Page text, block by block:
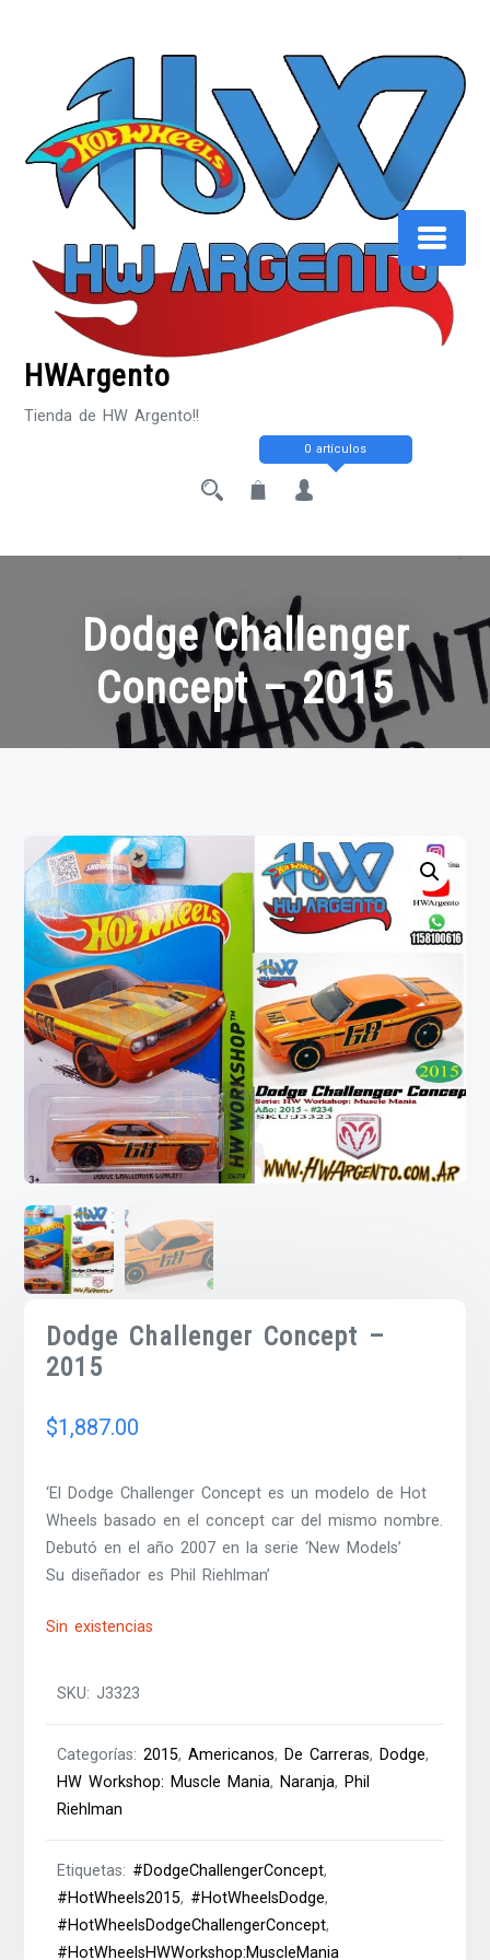
HWArgento
Tienda de HW Argento!!
0 artículos
Dodge Challenger
Concept – 2015
Dodge Challenger Concept –
2015
$1,887.00
‘El Dodge Challenger Concept es un modelo de Hot
Wheels basado en el concept car del mismo nombre.
Debutó en el año 2007 en la serie ‘New Models’
Su diseñador es Phil Riehlman’
Sin existencias
SKU:J3323
Categorías:2015,Americanos, De Carreras, Dodge,
HW Workshop: Muscle Mania, Naranja, Phil
Riehlman
Etiquetas: #DodgeChallengerConcept,
#HotWheels2015, #HotWheelsDodge,
#HotWheelsDodgeChallengerConcept,
#HotWheelsHWWorkshop:MuscleMania